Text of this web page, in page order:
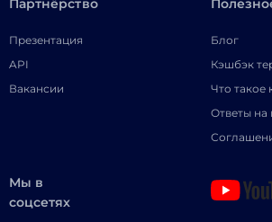
Партнёрство
Презентация
API
Вакансии
Блог
Кэшбэк
Что такое
Ответы на
Мы в
соцсетях